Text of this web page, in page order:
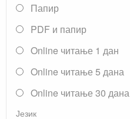
Папир
PDF и папир
Online читање 1 дан
Online читање 5 дана
Online читање 30 дана
Језик